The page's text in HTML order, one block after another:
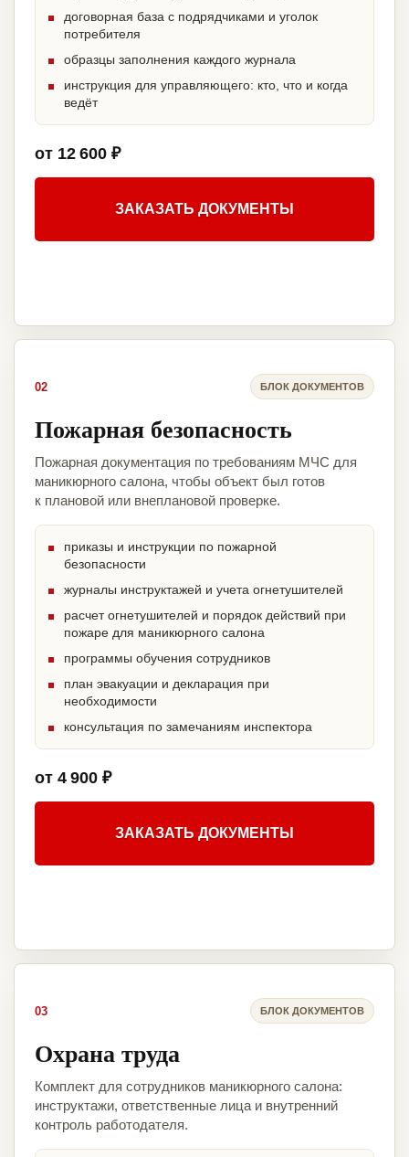
договорная база с подрядчиками и уголок
потребителя
образцы заполнения каждого журнала
инструкция для управляющего: кто, что и когда
ведёт
от 12 600 ₽
ЗАКАЗАТЬ ДОКУМЕНТЫ
02 БЛОК ДОКУМЕНТОВ
Пожарная безопасность
Пожарная документация по требованиям МЧС для
маникюрного салона, чтобы объект был готов
к плановой или внеплановой проверке.
приказы и инструкции по пожарной
безопасности
журналы инструктажей и учета огнетушителей
расчет огнетушителей и порядок действий при
пожаре для маникюрного салона
программы обучения сотрудников
план эвакуации и декларация при
необходимости
консультация по замечаниям инспектора
от 4 900 ₽
ЗАКАЗАТЬ ДОКУМЕНТЫ
03 БЛОК ДОКУМЕНТОВ
Охрана труда
Комплект для сотрудников маникюрного салона:
инструктажи, ответственные лица и внутренний
контроль работодателя.